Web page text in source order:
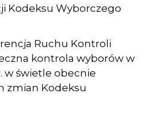
Kodeksu Wyborczego
Ruchu Kontroli
kontrola wyborów w
w świetle obecnie
zmian Kodeksu